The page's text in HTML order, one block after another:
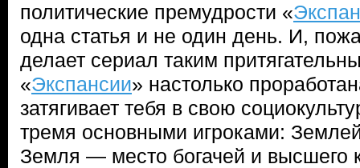
политические премудрости «
одна статья и не один день. И,
делает сериал таким
«Экспансии» настолько
затягивает тебя в свою
тремя основными игроками:
Земля — место богачей и высшего